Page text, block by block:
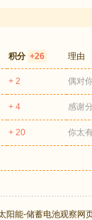
积分 +26 理由
+ 2 偶对
+ 4 感谢
+ 20 你太
阳能-储蓄电池观察网